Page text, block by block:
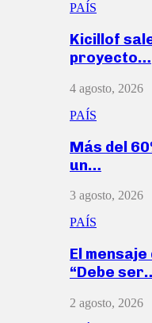
PAÍS
Kicillof
proyecto…
4 agosto, 2026
PAÍS
Más del
un…
3 agosto, 2026
PAÍS
El
“Debe
2 agosto, 2026